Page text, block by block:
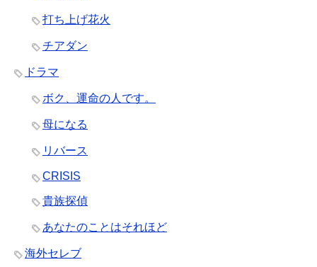
打ち上げ花火
チアダン
ドラマ
ボク、運命の人です。
母になる
リバース
CRISIS
貴族探偵
あなたのことはそれほど
海外セレブ